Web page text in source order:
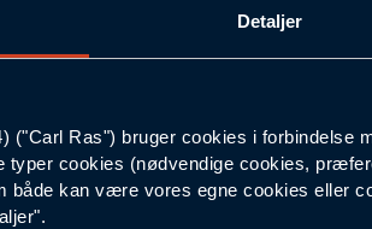
Detaljer
("Carl Ras") bruger cookies i forbindelse
typer cookies (nødvendige cookies,
både kan være vores egne cookies eller
94
Sort